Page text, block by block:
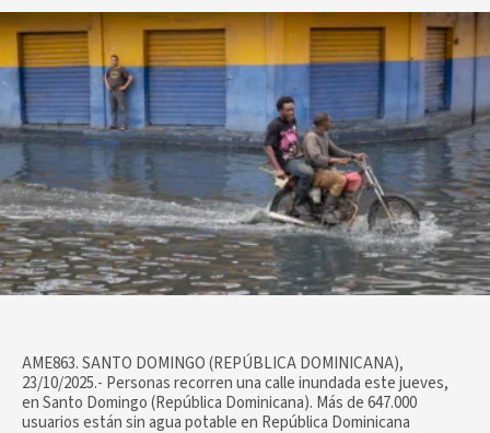
AME863. SANTO DOMINGO (REPÚBLICA DOMINICANA),
23/10/2025.- Personas recorren una calle inundada este jueves,
en Santo Domingo (República Dominicana). Más de 647.000
usuarios están sin agua potable en República Dominicana